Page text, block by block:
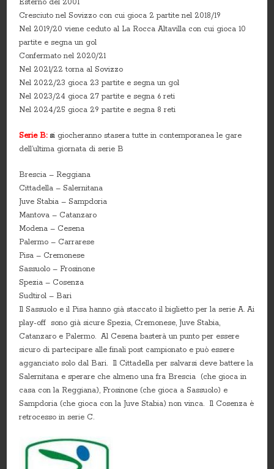
Esterno del 2001
Cresciuto nel Sovizzo con cui gioca 2 partite nel 2018/19
Nel 2019/20 viene ceduto al La Rocca Altavilla con cui gioca 10
partite e segna un gol
Confermato nel 2020/21
Nel 2021/22 torna al Sovizzo
Nel 2022/23 gioca 23 partite e segna un gol
Nel 2023/24 gioca 27 partite e segna 6 reti
Nel 2024/25 gioca 29 partite e segna 8 reti
Serie B:si giocheranno stasera tutte in contemporanea le gare
dell’ultima giornata di serie B
Brescia – Reggiana
Cittadella – Salernitana
Juve Stabia – Sampdoria
Mantova – Catanzaro
Modena – Cesena
Palermo – Carrarese
Pisa – Cremonese
Sassuolo – Frosinone
Spezia – Cosenza
Sudtirol – Bari
Il Sassuolo e il Pisa hanno già staccato il biglietto per la serie A. Ai
play-off sono già sicure Spezia, Cremonese, Juve Stabia,
Catanzaro e Palermo. Al Cesena basterà un punto per essere
sicuro di partecipare alle finali post campionato e può essere
agganciato solo dal Bari. Il Cittadella per salvarsi deve battere la
Salernitana e sperare che almeno una fra Brescia (che gioca in
casa con la Reggiana), Frosinone (che gioca a Sassuolo) e
Sampdoria (che gioca con la Juve Stabia) non vinca. Il Cosenza è
retrocesso in serie C.